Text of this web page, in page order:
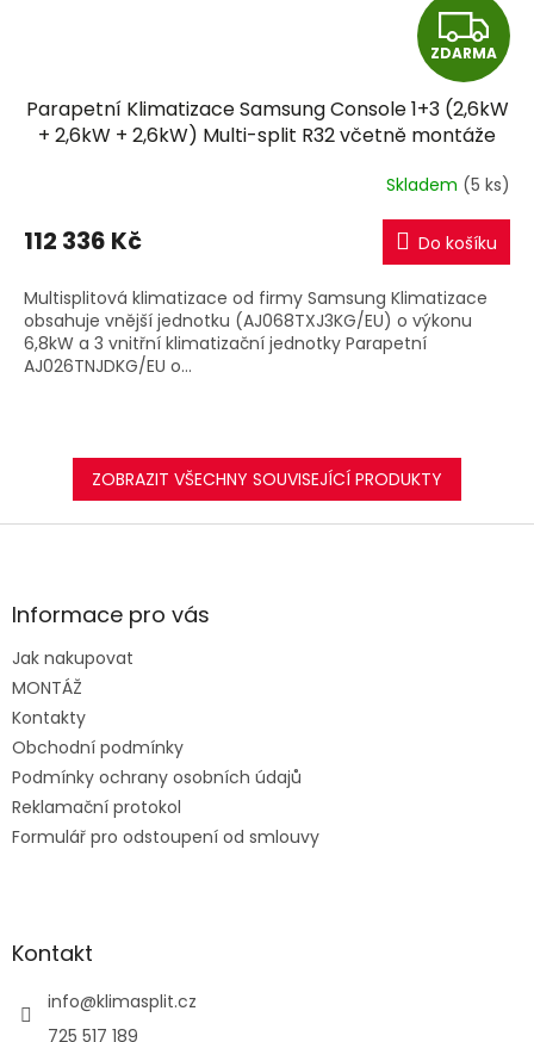
Z
D
A
R
M
A
ZDARMA
Parapetní Klimatizace Samsung Console 1+3 (2,6kW
+ 2,6kW + 2,6kW) Multi-split R32 včetně montáže
Skladem (5 ks)
112 336 Kč Do košíku
Multisplitová klimatizace od firmy Samsung Klimatizace
obsahuje vnější jednotku (AJ068TXJ3KG/EU) o výkonu
6,8kW a 3 vnitřní klimatizační jednotky Parapetní
AJ026TNJDKG/EU o...
ZOBRAZIT VŠECHNY SOUVISEJÍCÍ PRODUKTY
Z
aInformace pro vás
Jak nakupovat
MONTÁŽ
Kontakty
Obchodní podmínky
Podmínky ochrany osobních údajů
Reklamační protokol
Formulář pro odstoupení od smlouvy
Kontakt
info@klimasplit.cz
725 517 189